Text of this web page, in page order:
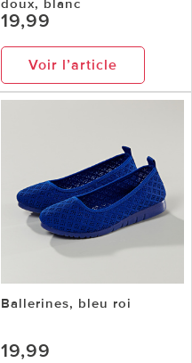
doux, blanc
19,99
Voir l’article
Ballerines, bleu roi
19,99